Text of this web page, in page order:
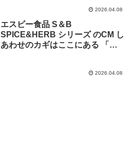
2026.04.08
エスビー食品 S＆B
SPICE&HERB シリーズ のCM し
あわせのカギはここにある 「パ
2026.04.08